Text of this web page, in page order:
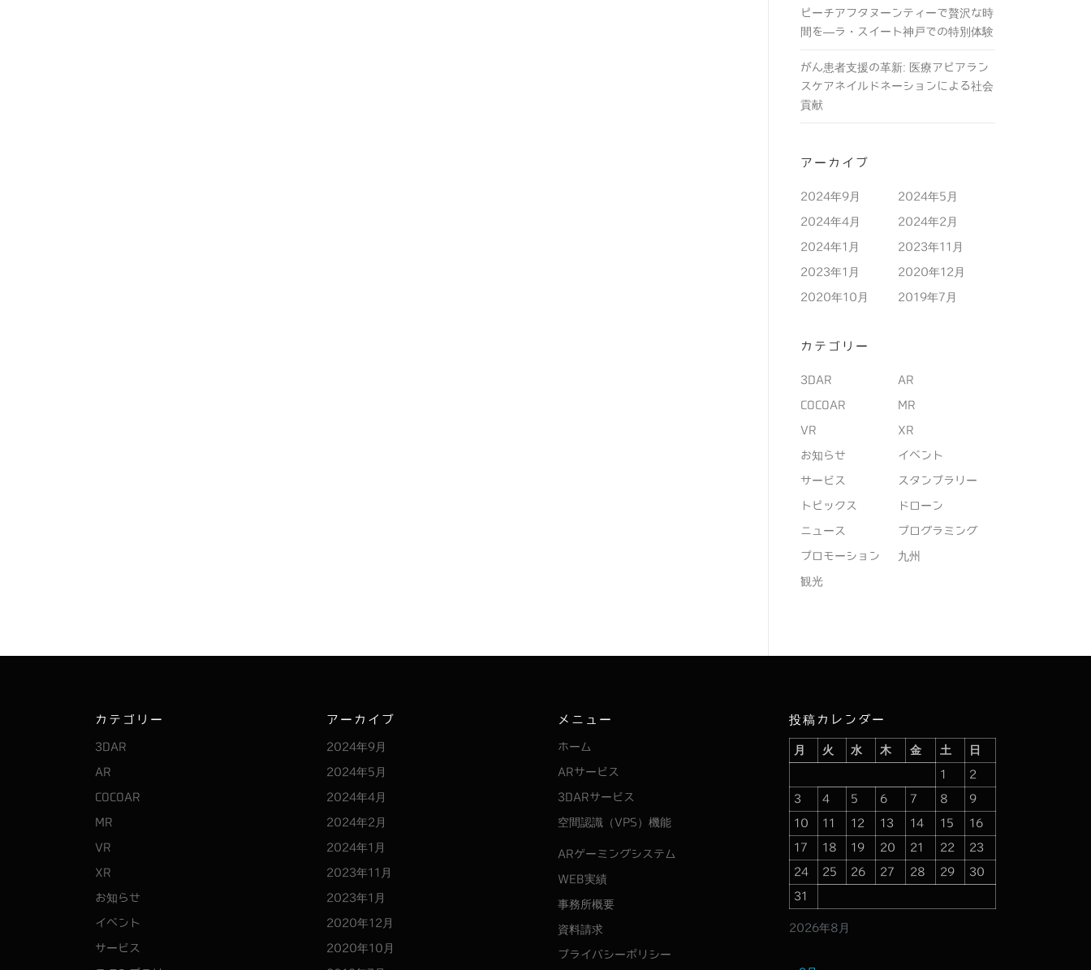
ピーチアフタヌーンティーで贅沢な時
間を―ラ・スイート神戸での特別体験
がん患者支援の革新: 医療アピアラン
スケアネイルドネーションによる社会
貢献
アーカイブ
2024年9月 2024年5月
2024年4月 2024年2月
2024年1月 2023年11月
2023年1月 2020年12月
2020年10月 2019年7月
カテゴリー
3DAR AR
COCOAR MR
VR XR
お知らせ イベント
サービス スタンプラリー
トピックス ドローン
ニュース プログラミング
プロモーション 九州
観光
カテゴリー
3DAR
AR
COCOAR
MR
VR
XR
お知らせ
イベント
サービス
アーカイブ
2024年9月
2024年5月
2024年4月
2024年2月
2024年1月
2023年11月
2023年1月
2020年12月
2020年10月
メニュー
ホーム
ARサービス
3DARサービス
空間認識（VPS）機能
ARゲーミングシステム
WEB実績
事務所概要
資料請求
プライバシーポリシー
投稿カレンダー
2026年8月
月 火 水 木 金 土 日
1 2
3 4 5 6 7 8 9
10 11 12 13 14 15 16
17 18 19 20 21 22 23
24 25 26 27 28 29 30
31